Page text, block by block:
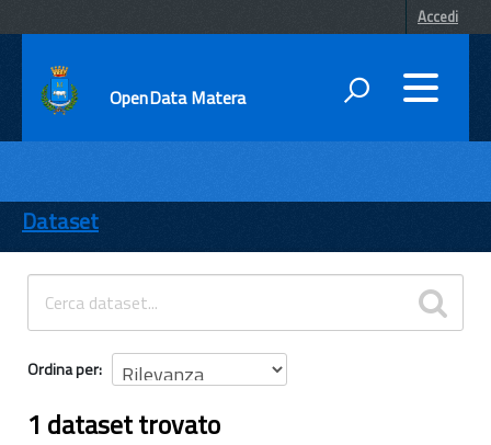
Accedi
OpenData Matera
ENTI
TEMI
INFORMAZIONI
Dataset
Ordina per
1 dataset trovato